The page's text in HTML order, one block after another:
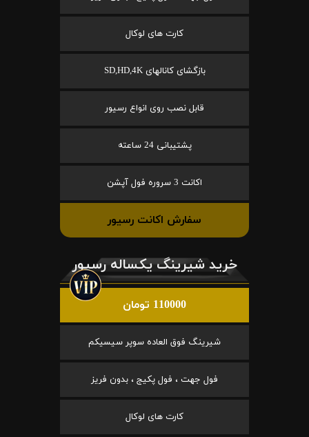
کارت های لوکال
بازگشای کانالهای SD,HD,4K
قابل نصب روی انواع رسیور
پشتیبانی 24 ساعته
اکانت 3 سروره فول آپشن
سفارش اکانت رسیور
خرید شیرینگ یکساله رسیور
110000 تومان
شیرینگ فوق العاده سوپر سیسیکم
فول جهت ، فول پکیج ، بدون فریز
کارت های لوکال